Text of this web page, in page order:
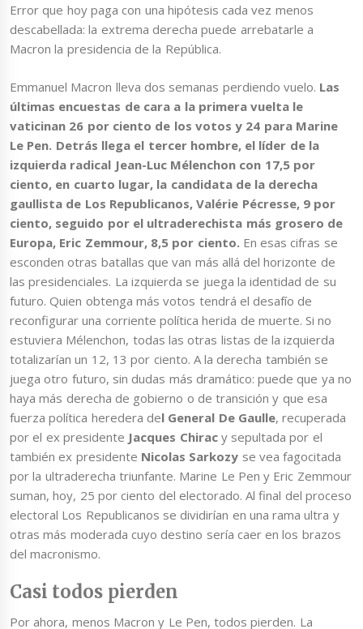
Error que hoy paga con una hipótesis cada vez menos
descabellada: la extrema derecha puede arrebatarle a
Macron la presidencia de la República.
Emmanuel Macron lleva dos semanas perdiendo vuelo. Las
últimas encuestas de cara a la primera vuelta le
vaticinan 26 por ciento de los votos y 24 para Marine
Le Pen. Detrás llega el tercer hombre, el líder de la
izquierda radical Jean-Luc Mélenchon con 17,5 por
ciento, en cuarto lugar, la candidata de la derecha
gaullista de Los Republicanos, Valérie Pécresse, 9 por
ciento, seguido por el ultraderechista más grosero de
Europa, Eric Zemmour, 8,5 por ciento. En esas cifras se
esconden otras batallas que van más allá del horizonte de
las presidenciales. La izquierda se juega la identidad de su
futuro. Quien obtenga más votos tendrá el desafío de
reconfigurar una corriente política herida de muerte. Si no
estuviera Mélenchon, todas las otras listas de la izquierda
totalizarían un 12, 13 por ciento. A la derecha también se
juega otro futuro, sin dudas más dramático: puede que ya no
haya más derecha de gobierno o de transición y que esa
fuerza política heredera del General De Gaulle, recuperada
por el ex presidente Jacques Chiracy sepultada por el
también ex presidente Nicolas Sarkozy se vea fagocitada
por la ultraderecha triunfante. Marine Le Pen y Eric Zemmour
suman, hoy, 25 por ciento del electorado. Al final del proceso
electoral Los Republicanos se dividirían en una rama ultra y
otras más moderada cuyo destino sería caer en los brazos
del macronismo.
Casi todos pierden
Por ahora, menos Macron y Le Pen, todos pierden. La